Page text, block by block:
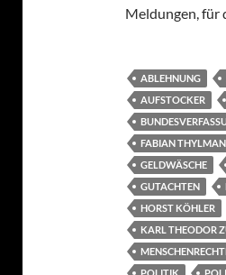
Meldungen, für
ABLEHNUNG
AUFSTOCKER
FABIAN
GELDWÄSCHE
GUTACHTEN
HORST KÖHLER
KARL THEODOR